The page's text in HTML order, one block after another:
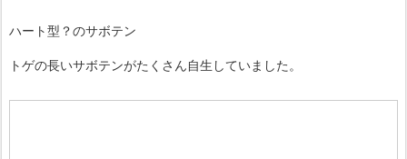
ハート型？のサボテン
トゲの長いサボテンがたくさん自生していました。